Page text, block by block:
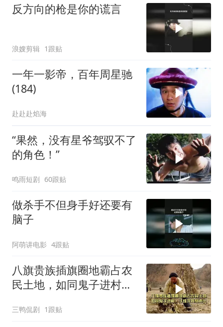
反方向的枪是你的谎言
浪嫂剪辑 1跟贴
一年一影帝，百年周星驰
(184)
赴赴赴焰海
“果然，没有星爷驾驭不了
的角色！”
鸣雨短剧 60跟贴
做杀手不但身手好还要有
脑子
阿萌讲电影 4跟贴
八旗贵族插旗圈地霸占农
民土地，如同鬼子进村，
三鸭侃剧 1跟贴